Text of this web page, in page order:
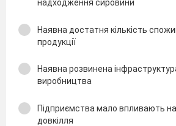
надходження сировини
Наявна достатня кількість
продукції
Наявна розвинена
виробництва
Підприємства мало впливають на
довкілля